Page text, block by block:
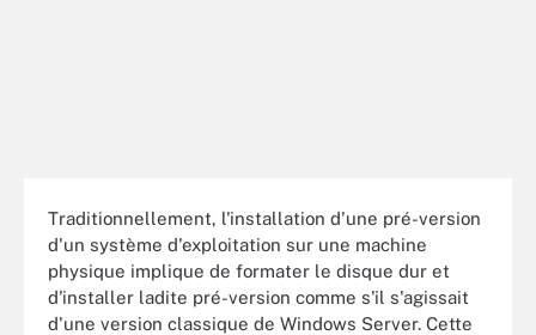
Traditionnellement, l'installation d'une pré-version
d'un système d'exploitation sur une machine
physique implique de formater le disque dur et
d'installer ladite pré-version comme s'il s'agissait
d'une version classique de Windows Server. Cette